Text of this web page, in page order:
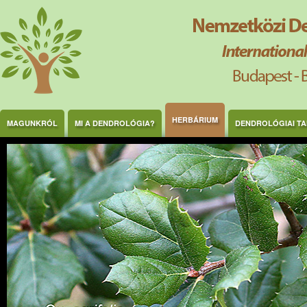
Ugrás a tartalomra
MAGUNKRÓL MI A DENDROLÓGIA? HERBÁRIUM DENDROLÓGIAI